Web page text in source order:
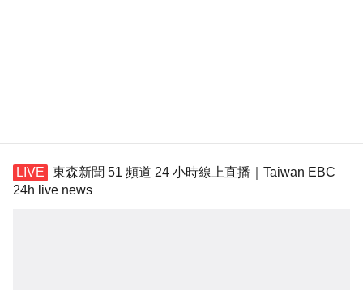
東森新聞 51 頻道 24 小時線上直播｜Taiwan EBC
24h live news